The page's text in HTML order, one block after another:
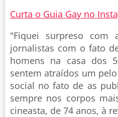
Curta o Guia Gay no
"Fiquei surpreso com
jornalistas com o fato
homens na casa dos
sentem atraídos um
social no fato de as
sempre nos corpos
cineasta, de 74 anos, à